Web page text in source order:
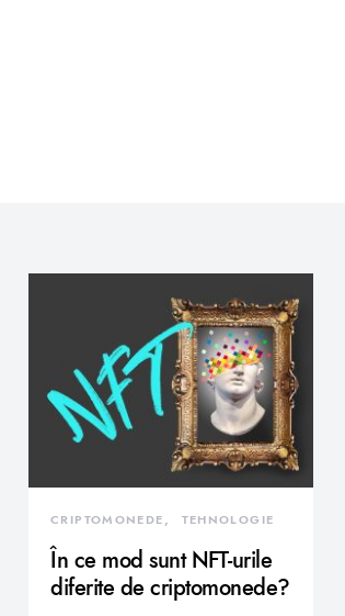
CRIPTOMONEDE TEHNOLOGIE
În ce mod sunt NFT-urile
diferite de criptomonede?